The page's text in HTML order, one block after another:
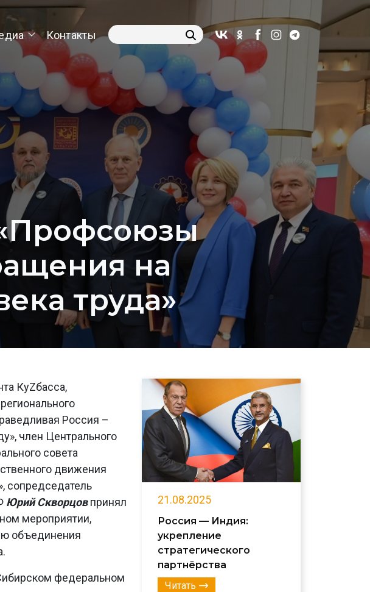
Контакты
на
труда»
КуZбасса,
Россия –
член Центрального
совета
движения
Юрий Скворцовпринял
мероприятии,
объединения
федеральном
21.08.2025
Россия — Индия:
укрепление
стратегического
партнёрства
Читать